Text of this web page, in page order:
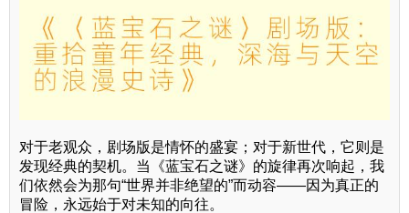
对于老观众，剧场版是情怀的盛宴；对于新世代，它则是
发现经典的契机。当《蓝宝石之谜》的旋律再次响起，我
们依然会为那句“世界并非绝望的”而动容——因为真正的
冒险，永远始于对未知的向往。